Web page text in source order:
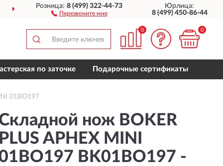
ДОСТАВИМ ПО ВСЕЙ РОССИИ
Розница:8 (499) 322-44-73
Перезвоните мне
Юрлица:
8 (499) 450-86-44
0 0
по заточке Подарочные сертификаты
01BO197
нож BOKER
PLUS APHEX MINI
BK01BO197 -